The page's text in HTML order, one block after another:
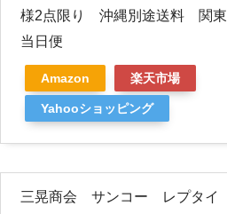
様2点限り 沖縄別途送料 関東
当日便
Amazon 楽天市場
Yahooショッピング
三晃商会 サンコー レプタイ